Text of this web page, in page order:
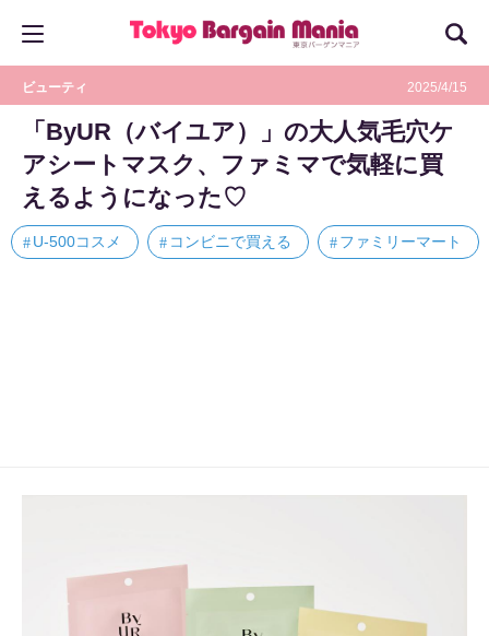
ビューティ 2025/4/15
「ByUR（バイユア）」の大人気毛穴ケ
アシートマスク、ファミマで気軽に買
えるようになった♡
U-500コスメ コンビニで買える ファミリーマート